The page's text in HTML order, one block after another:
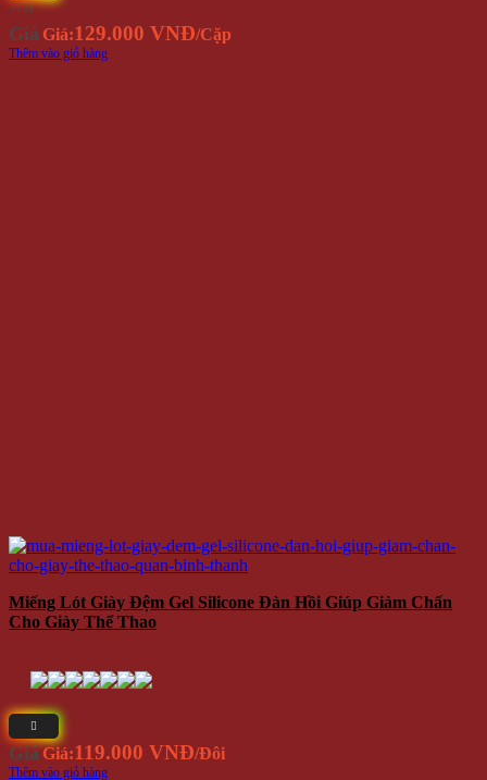
⭐(5)
Giá Giá:129.000 VNĐ/Cặp
Thêm vào giỏ hàng
Miếng Lót Giày Đệm Gel Silicone Đàn Hồi Giúp Giảm Chấn
Cho Giày Thể Thao
Giá Giá:119.000 VNĐ/Đôi
Thêm vào giỏ hàng